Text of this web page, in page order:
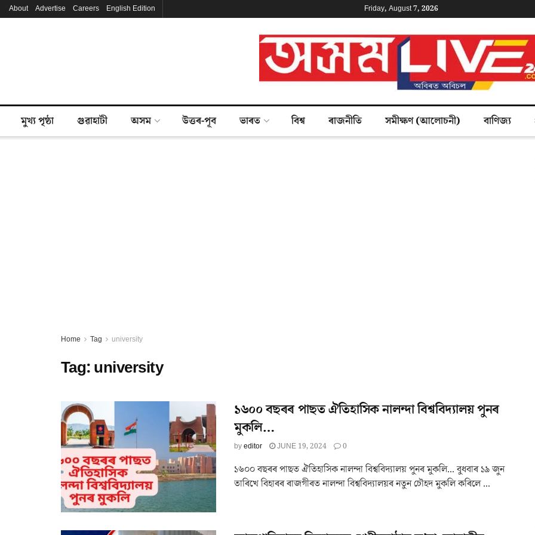
About Advertise Careers English Edition Friday, August 7, 2026
মুখ্য পৃষ্ঠা গুৱাহাটী অসম উত্তৰ-পূব ভাৰত বিশ্ব ৰাজনীতি সমীক্ষণ (আলোচনী) বাণিজ্য
Home Tag university
Tag:university
১৬০০ বছৰৰ পাছত ঐতিহাসিক নালন্দা বিশ্ববিদ্যালয় পুনৰ
মুকলি…
byeditor JUNE 19, 2024 0
১৬০০ বছৰৰ পাছত ঐতিহাসিক নালন্দা বিশ্ববিদ্যালয় পুনৰ মুকলি... বুধবাৰ ১৯ জুন
তাৰিখে বিহাৰৰ ৰাজগীৰত নালন্দা বিশ্ববিদ্যালয়ৰ নতুন চৌহদ মুকলি কৰিলে ...